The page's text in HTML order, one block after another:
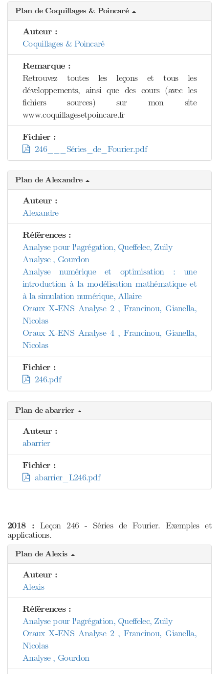
Plan de Coquillages & Poincaré
Auteur :
Coquillages & Poincaré
Remarque :
Retrouvez toutes les leçons et tous les
développements, ainsi que des cours (avec les
fichiers sources) sur mon site
www.coquillagesetpoincare.fr
Fichier :
246___Séries_de_Fourier.pdf
Plan de Alexandre
Auteur :
Alexandre
Références :
Analyse pour l'agrégation, Queffelec, Zuily
Analyse , Gourdon
Analyse numérique et optimisation : une
introduction à la modélisation mathématique et
à la simulation numérique, Allaire
Oraux X-ENS Analyse 2 , Francinou, Gianella,
Nicolas
Oraux X-ENS Analyse 4 , Francinou, Gianella,
Nicolas
Fichier :
246.pdf
Plan de abarrier
Auteur :
abarrier
Fichier :
abarrier_L246.pdf
2018 : Leçon 246 - Séries de Fourier. Exemples et
applications.
Plan de Alexis
Auteur :
Alexis
Références :
Analyse pour l'agrégation, Queffelec, Zuily
Oraux X-ENS Analyse 2 , Francinou, Gianella,
Nicolas
Analyse , Gourdon